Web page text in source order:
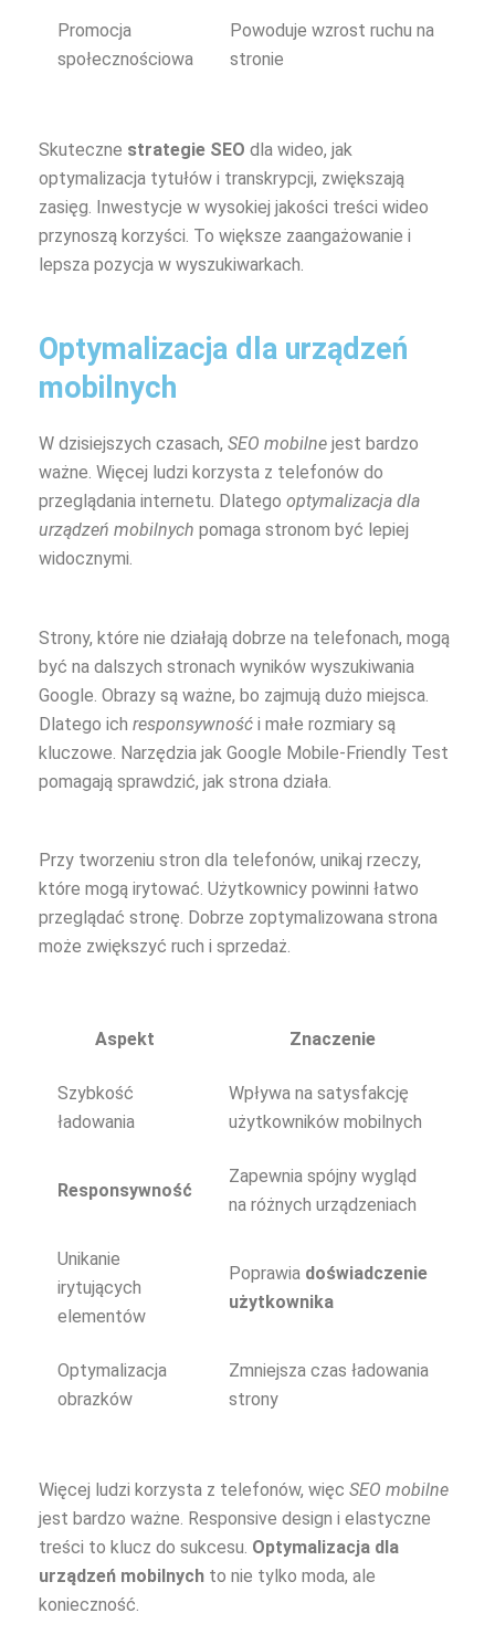
Promocja
społecznościowa
Powoduje wzrost ruchu na
stronie
Skuteczne strategie SEO dla wideo, jak
optymalizacja tytułów i transkrypcji, zwiększają
zasięg. Inwestycje w wysokiej jakości treści wideo
przynoszą korzyści. To większe zaangażowanie i
lepsza pozycja w wyszukiwarkach.
Optymalizacja dla urządzeń
mobilnych
W dzisiejszych czasach, SEO mobilnejest bardzo
ważne. Więcej ludzi korzysta z telefonów do
przeglądania internetu. Dlatego optymalizacja dla
urządzeń mobilnych pomaga stronom być lepiej
widocznymi.
Strony, które nie działają dobrze na telefonach, mogą
być na dalszych stronach wyników wyszukiwania
Google. Obrazy są ważne, bo zajmują dużo miejsca.
Dlatego ich responsywnośći małe rozmiary są
kluczowe. Narzędzia jak Google Mobile-Friendly Test
pomagają sprawdzić, jak strona działa.
Przy tworzeniu stron dla telefonów, unikaj rzeczy,
które mogą irytować. Użytkownicy powinni łatwo
przeglądać stronę. Dobrze zoptymalizowana strona
może zwiększyć ruch i sprzedaż.
Aspekt Znaczenie
Szybkość
ładowania
Wpływa na satysfakcję
użytkowników mobilnych
Responsywność
Zapewnia spójny wygląd
na różnych urządzeniach
Unikanie
irytujących
elementów
Poprawia doświadczenie
użytkownika
Optymalizacja
obrazków
Zmniejsza czas ładowania
strony
Więcej ludzi korzysta z telefonów, więc SEO mobilne
jest bardzo ważne. Responsive design i elastyczne
treści to klucz do sukcesu. Optymalizacja dla
urządzeń mobilnychto nie tylko moda, ale
konieczność.